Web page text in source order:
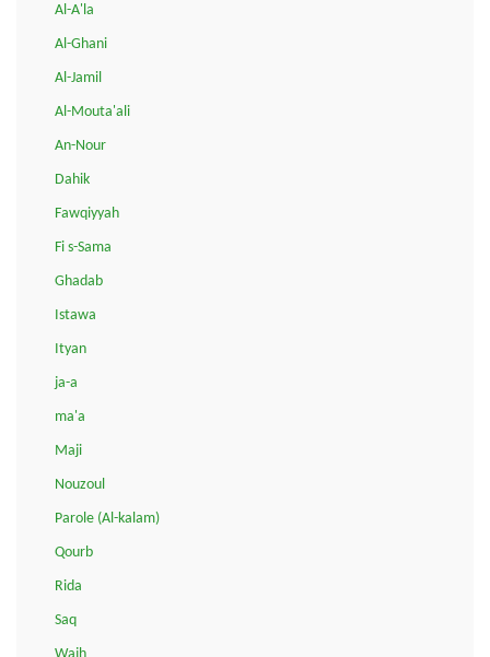
Al-A'la
Al-Ghani
Al-Jamil
Al-Mouta'ali
An-Nour
Dahik
Fawqiyyah
Fi s-Sama
Ghadab
Istawa
Ityan
ja-a
ma'a
Maji
Nouzoul
Parole (Al-kalam)
Qourb
Rida
Saq